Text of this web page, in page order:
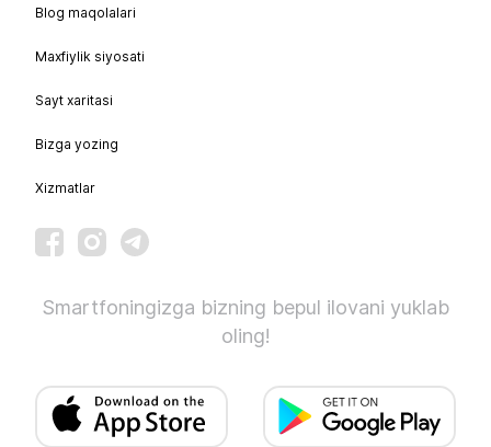
Blog maqolalari
Maxfiylik siyosati
Sayt xaritasi
Bizga yozing
Xizmatlar
Smartfoningizga bizning bepul ilovani yuklab
oling!